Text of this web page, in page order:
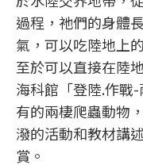
過程，祂們的身體
氣，可以吃陸地上
至於可以直接在陸
海科館「登陸.作戰
有的兩棲爬蟲動物
潑的活動和教材講
賞。